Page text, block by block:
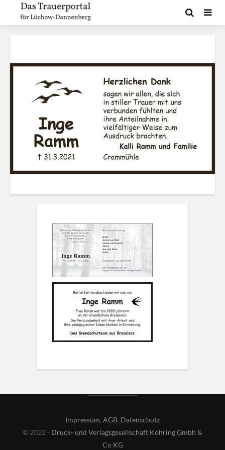
Impressum,AGB, Datenschutz
© 2022 - Druck- und Verlagsgesellschaft Köhring Gmbh &
Co KG